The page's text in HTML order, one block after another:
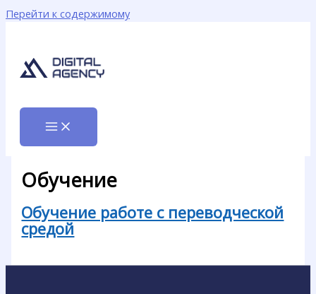
Перейти к содержимому
Обучение
Обучение работе с переводческой
средой